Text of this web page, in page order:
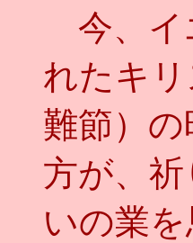
今、イ
れたキ
難節）
方が、
いの業